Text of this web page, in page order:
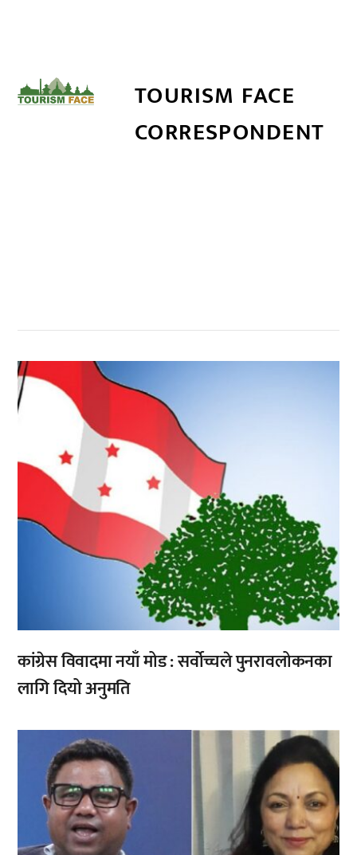
TOURISM FACE
CORRESPONDENT
,
कांग्रेस विवादमा नयाँ मोड : सर्वोच्चले पुनरावलोकनका
लागि दियो अनुमति